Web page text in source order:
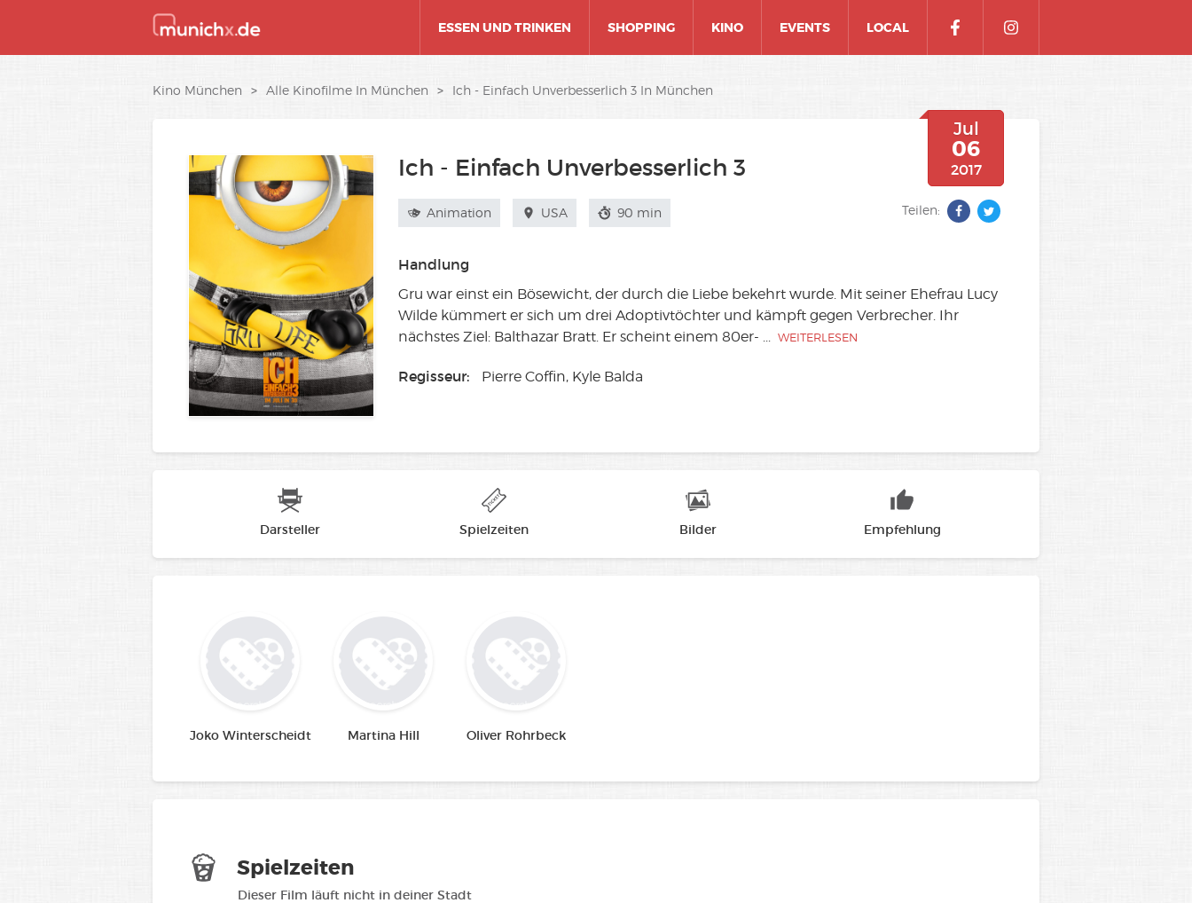
ESSEN UND TRINKEN SHOPPING KINO EVENTS LOCAL
Kino München > Alle Kinofilme In München > Ich - Einfach Unverbesserlich 3 In München
Jul
06
2017
Ich - Einfach Unverbesserlich 3
Animation USA 90 min Teilen:
Handlung
Gru war einst ein Bösewicht, der durch die Liebe bekehrt wurde. Mit seiner Ehefrau Lucy
Wilde kümmert er sich um drei Adoptivtöchter und kämpft gegen Verbrecher. Ihr
nächstes Ziel: Balthazar Bratt. Er scheint einem 80er- ... WEITERLESEN
Regisseur: Pierre Coffin, Kyle Balda
Darsteller Spielzeiten Bilder Empfehlung
Joko Winterscheidt Martina Hill Oliver Rohrbeck
Spielzeiten
Dieser Film läuft nicht in deiner Stadt